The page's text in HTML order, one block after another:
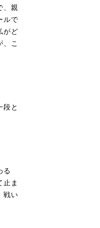
、親
ルで
がど
こ
段と
る
止ま
戦い